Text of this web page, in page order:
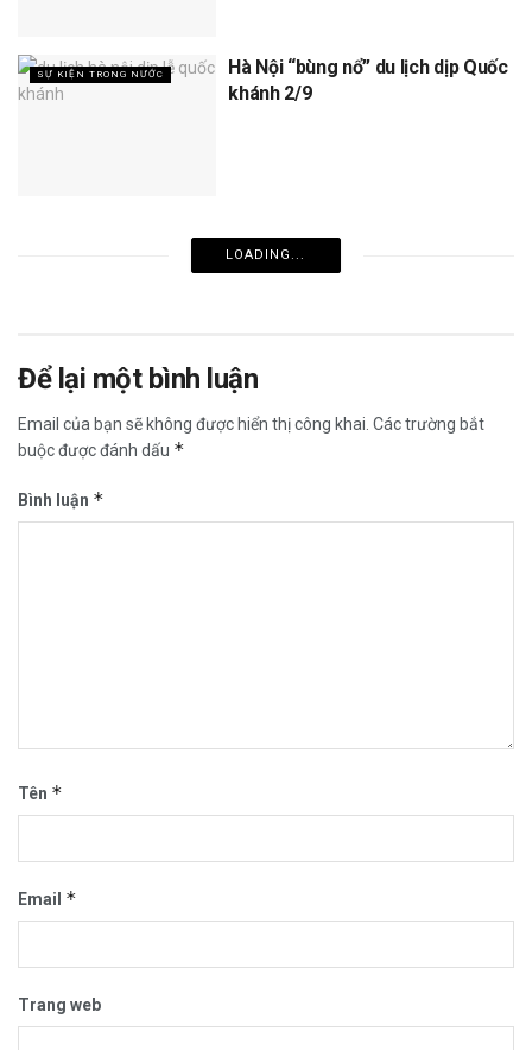
SỰ KIỆN TRONG NƯỚC
Hà Nội “bùng nổ” du lịch dịp Quốc
khánh 2/9
LOADING...
Để lại một bình luận
Email của bạn sẽ không được hiển thị công khai. Các trường bắt
buộc được đánh dấu *
Bình luận *
Tên *
Email *
Trang web